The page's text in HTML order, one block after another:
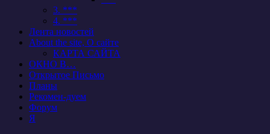
3. ***
4. ***
Лента новостей
About the site, О сайте
КАРТА САЙТА
ОКНО В…
Открытое Письмо
Планы
Рекомен-дуем
Форум
Я